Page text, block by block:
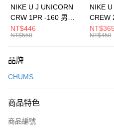
元大商業銀行
台灣樂天信用卡公司
全盈+PAY
AFTEE先享後付
【關於「AFTEE先享後付」】
便利好安心！
３．安心：先確認商品／服務後，再付
【「AFTEE先享後付」結帳流程】
運送方式
每筆NT$100，滿NT$1,500(含以
宅配
NIKE U J UNICORN
CRW 1PR -160 男女
中統襪 FZ3393100
NT$446
NT$550
NIKE
CREW
NT$365
NT$450
品牌
CHUMS
商品特色
商品編號